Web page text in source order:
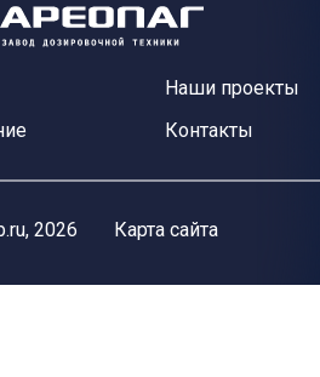
Наши проекты
Контакты
, 2026 Карта сайта